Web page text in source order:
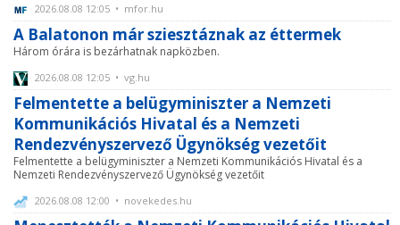
2026.08.08 12:05 • mfor.hu
A Balatonon már sziesztáznak az éttermek
Három órára is bezárhatnak napközben.
2026.08.08 12:05 • vg.hu
Felmentette a belügyminiszter a Nemzeti
Kommunikációs Hivatal és a Nemzeti
Rendezvényszervező Ügynökség vezetőit
Felmentette a belügyminiszter a Nemzeti Kommunikációs Hivatal és a
Nemzeti Rendezvényszervező Ügynökség vezetőit
2026.08.08 12:00 • novekedes.hu